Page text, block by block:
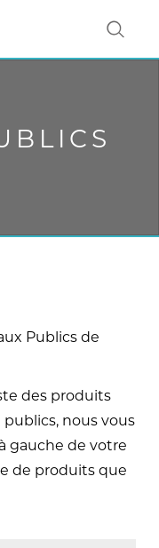
Publics de
des produits
nous vous
gauche de votre
de produits que